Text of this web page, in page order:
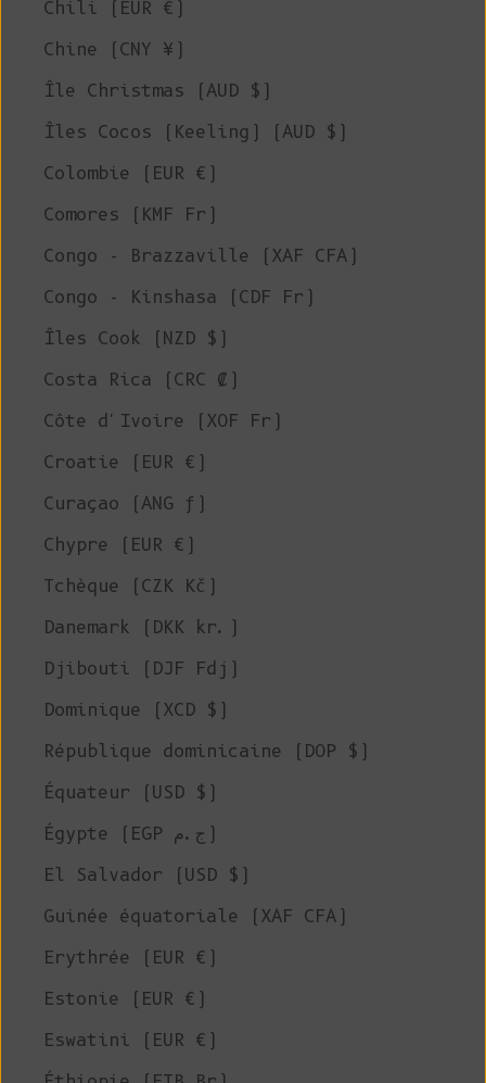
Chili (EUR €)
Chine (CNY ¥)
Île Christmas (AUD $)
Îles Cocos (Keeling) (AUD $)
Colombie (EUR €)
Comores (KMF Fr)
Congo - Brazzaville (XAF CFA)
Congo - Kinshasa (CDF Fr)
Îles Cook (NZD $)
Costa Rica (CRC ₡)
Côte d'Ivoire (XOF Fr)
Croatie (EUR €)
Curaçao (ANG ƒ)
Chypre (EUR €)
Tchèque (CZK Kč)
Danemark (DKK kr.)
Djibouti (DJF Fdj)
Dominique (XCD $)
République dominicaine (DOP $)
Équateur (USD $)
Égypte (EGP ج.م)
El Salvador (USD $)
Guinée équatoriale (XAF CFA)
Erythrée (EUR €)
Estonie (EUR €)
Eswatini (EUR €)